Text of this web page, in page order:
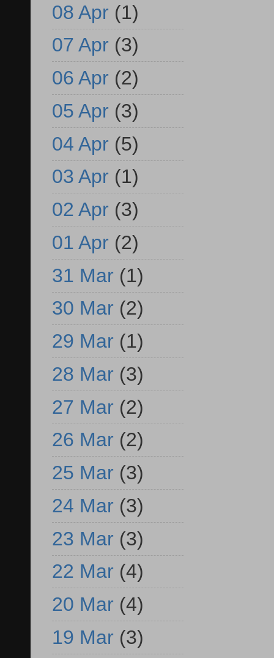
08 Apr (1)
07 Apr (3)
06 Apr (2)
05 Apr (3)
04 Apr (5)
03 Apr (1)
02 Apr (3)
01 Apr (2)
31 Mar (1)
30 Mar (2)
29 Mar (1)
28 Mar (3)
27 Mar (2)
26 Mar (2)
25 Mar (3)
24 Mar (3)
23 Mar (3)
22 Mar (4)
20 Mar (4)
19 Mar (3)